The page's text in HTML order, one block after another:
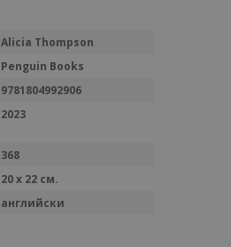
Alicia Thompson
Penguin Books
9781804992906
2023
368
20 x 22 см.
английски